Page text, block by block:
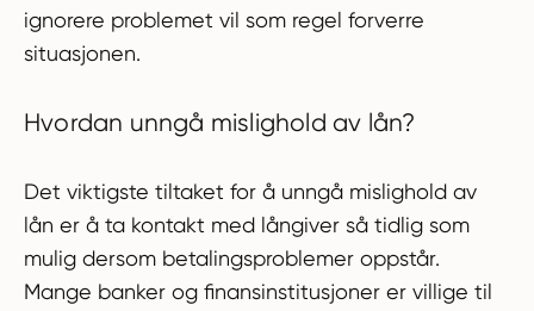
ignorere problemet vil som regel forverre
situasjonen.
Hvordan unngå mislighold av lån?
Det viktigste tiltaket for å unngå mislighold av
lån er å ta kontakt med långiver så tidlig som
mulig dersom betalingsproblemer oppstår.
Mange banker og finansinstitusjoner er villige til